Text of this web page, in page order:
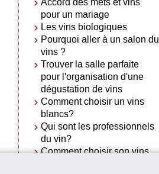
pour un mariage
Les vins biologiques
Pourquoi aller à un salon du
vins ?
Trouver la salle parfaite
pour l'organisation d'une
dégustation de vins
Comment choisir un vins
blancs?
Qui sont les professionnels
du vin?
Comment choisir son vins